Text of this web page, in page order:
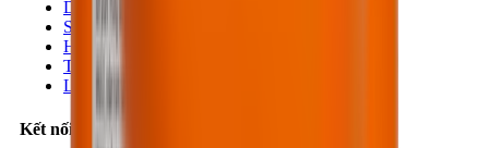
Dự án
Sản phẩm
Hướng dẫn
Tin tức
Liên hệ
Kết nối với chúng tôi